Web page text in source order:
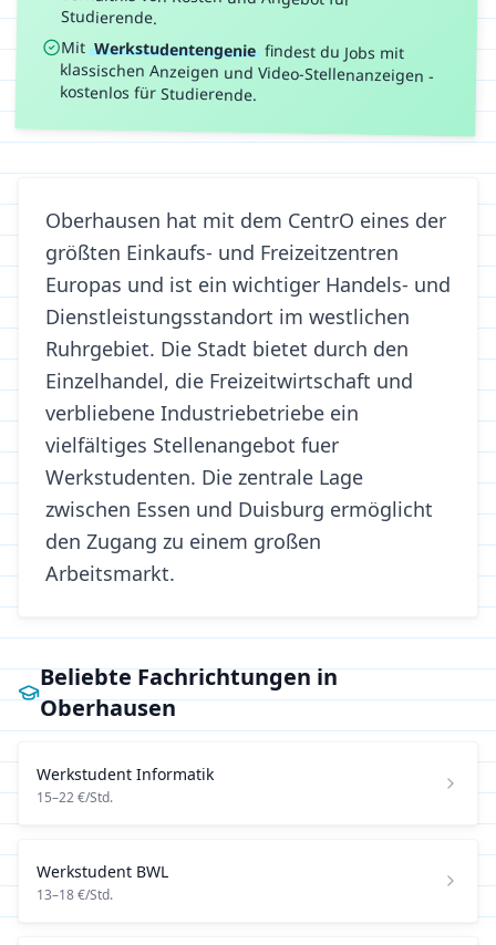
Studierende.
Mit Werkstudentengenie findest du Jobs mit
klassischen Anzeigen und Video-Stellenanzeigen -
kostenlos für Studierende.
Oberhausen hat mit dem CentrO eines der
größten Einkaufs- und Freizeitzentren
Europas und ist ein wichtiger Handels- und
Dienstleistungsstandort im westlichen
Ruhrgebiet. Die Stadt bietet durch den
Einzelhandel, die Freizeitwirtschaft und
verbliebene Industriebetriebe ein
vielfältiges Stellenangebot fuer
Werkstudenten. Die zentrale Lage
zwischen Essen und Duisburg ermöglicht
den Zugang zu einem großen
Arbeitsmarkt.
Beliebte Fachrichtungen in
Oberhausen
Werkstudent Informatik
15–22€/Std.
Werkstudent BWL
13–18€/Std.